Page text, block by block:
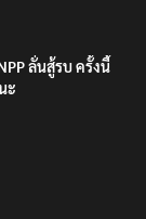
ลั่นสู้รบ ครั้งนี้
ะ